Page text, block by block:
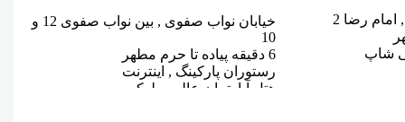
رضا 2
شاپ
خیابان نواب صفوی , بین نواب صفوی 12 و
10
6 دقیقه پیاده تا حرم مطهر
رستوران پارکینگ , اینترنت
هتل آپارتمان عالی و لوکس